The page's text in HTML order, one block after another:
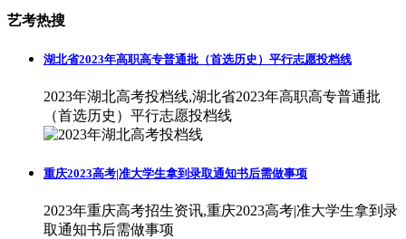
艺考热搜
湖北省2023年高职高专普通批（首选历史）平行志愿投档线
2023年湖北高考投档线,湖北省2023年高职高专普通批
（首选历史）平行志愿投档线
重庆2023高考|准大学生拿到录取通知书后需做事项
2023年重庆高考招生资讯,重庆2023高考|准大学生拿到录
取通知书后需做事项